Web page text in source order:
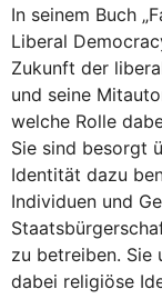
In seinem Buch
Liberal
Zukunft der
und seine
welche Rolle
Sie sind besorgt
Identität dazu
Individuen und
zu betreiben. Sie
dabei religiöse